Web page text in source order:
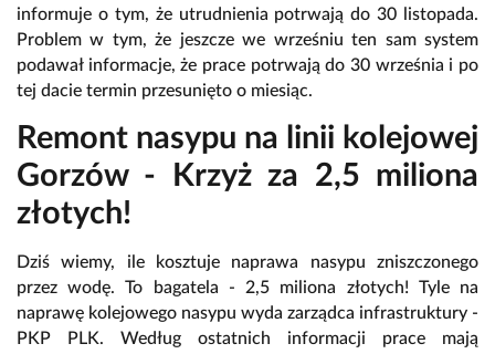
informuje o tym, że utrudnienia potrwają do 30 listopada.
Problem w tym, że jeszcze we wrześniu ten sam system
podawał informacje, że prace potrwają do 30 września i po
tej dacie termin przesunięto o miesiąc.
Remont nasypu na linii kolejowej
Gorzów - Krzyż za 2,5 miliona
złotych!
Dziś wiemy, ile kosztuje naprawa nasypu zniszczonego
przez wodę. To bagatela - 2,5 miliona złotych! Tyle na
naprawę kolejowego nasypu wyda zarządca infrastruktury -
PKP PLK. Według ostatnich informacji prace mają